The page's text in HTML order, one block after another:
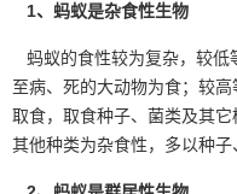
1、蚂蚁是杂食性生物
蚂蚁的食性较为复杂，较低
至病、死的大动物为食；较
取食，取食种子、菌类及其它
其他种类为杂食性，多以种子